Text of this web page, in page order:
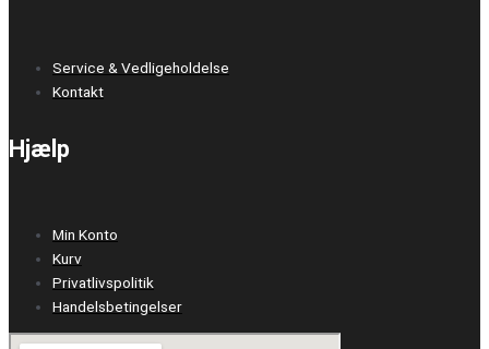
Service & Vedligeholdelse
Kontakt
Hjælp
Min Konto
Kurv
Privatlivspolitik
Handelsbetingelser